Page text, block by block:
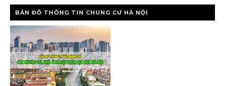
BẢN ĐỒ THÔNG TIN CHUNG CƯ HÀ NỘI